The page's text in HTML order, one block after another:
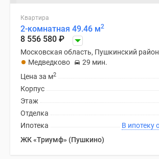
Квартира
2-комнатная 49.46 м2
8 556 580 ₽
Московская область, Пушкинский район
Медведково
29 мин.
Цена за м2
Корпус
Этаж
Отделка
Ипотека
ЖК «Триумф» (Пушкино)